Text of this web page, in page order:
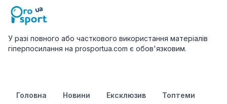
У разі повного або часткового використання матеріалів
гіперпосилання на prosportua.com є обов'язковим.
Головна Новини Ексклюзив Топтеми